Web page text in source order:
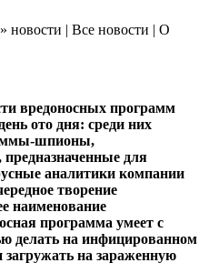
новости | Все новости | О
вредоносных программ
ото дня: среди них
шпионы,
для
аналитики компании
творение
наименование
программа умеет с
делать на инфицированном
на зараженную